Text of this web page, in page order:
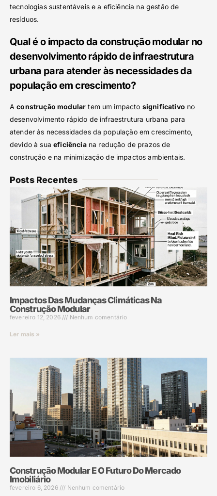
tecnologias sustentáveis e a eficiência na gestão de
resíduos.
Qual é o impacto da construção modular no
desenvolvimento rápido de infraestrutura
urbana para atender às necessidades da
população em crescimento?
Aconstrução modular tem um impacto significativo no
desenvolvimento rápido de infraestrutura urbana para
atender às necessidades da população em crescimento,
devido à suaeficiênciana redução de prazos de
construção e na minimização de impactos ambientais.
Posts Recentes
Impactos Das Mudanças Climáticas Na
Construção Modular
fevereiro 12, 2026 Nenhum comentário
Ler mais »
Construção Modular E O Futuro Do Mercado
Imobiliário
fevereiro 6, 2026 Nenhum comentário